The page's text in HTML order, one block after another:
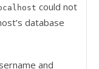
could not
database
and